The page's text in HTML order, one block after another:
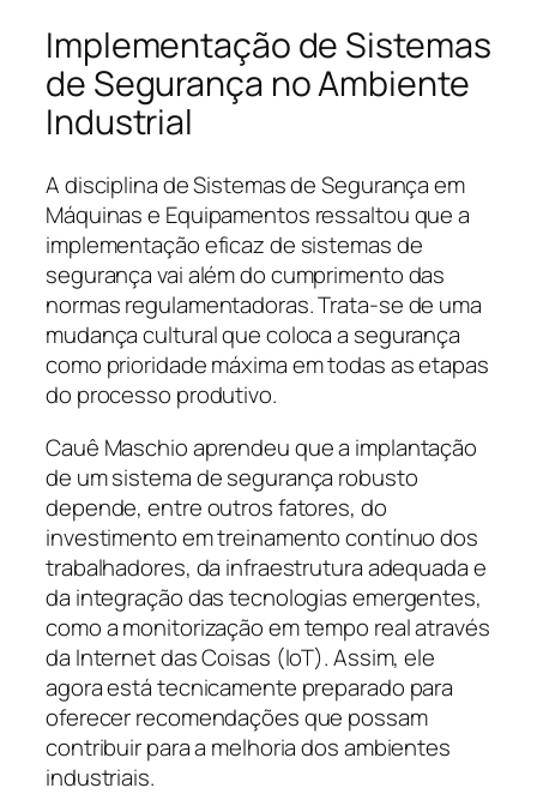
Implementação de Sistemas
de Segurança no Ambiente
Industrial
A disciplina de Sistemas de Segurança em
Máquinas e Equipamentos ressaltou que a
implementação eficaz de sistemas de
segurança vai além do cumprimento das
normas regulamentadoras. Trata-se de uma
mudança cultural que coloca a segurança
como prioridade máxima em todas as etapas
do processo produtivo.
Cauê Maschio aprendeu que a implantação
de um sistema de segurança robusto
depende, entre outros fatores, do
investimento em treinamento contínuo dos
trabalhadores, da infraestrutura adequada e
da integração das tecnologias emergentes,
como a monitorização em tempo real através
da Internet das Coisas (IoT). Assim, ele
agora está tecnicamente preparado para
oferecer recomendações que possam
contribuir para a melhoria dos ambientes
industriais.